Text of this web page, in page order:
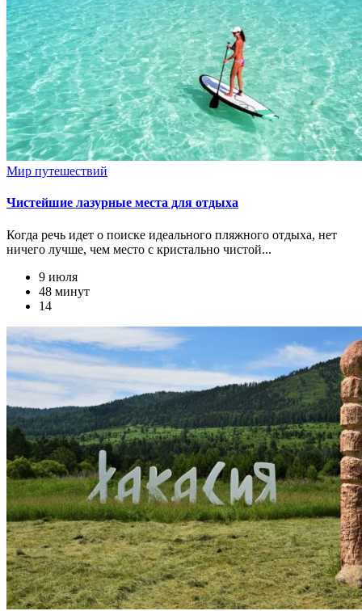
Мир путешествий
Чистейшие лазурные места для отдыха
Когда речь идет о поиске идеального пляжного отдыха, нет
ничего лучше, чем место с кристально чистой...
9 июля
48 минут
14